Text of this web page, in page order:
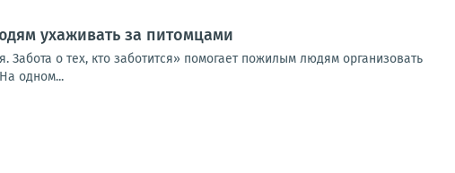
ухаживать за питомцами
о тех, кто заботится» помогает пожилым людям организовать
одном...